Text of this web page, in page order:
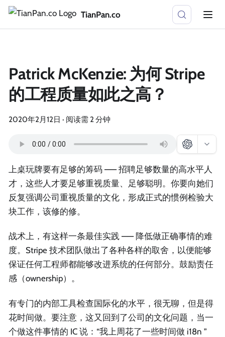
TianPan.co
Patrick McKenzie: 为何 Stripe
的工程质量如此之高？
2020年2月12日 · 阅读需 2 分钟
上桌玩牌要有足够的筹码 —— 招聘足够数量的高水平人
才，这些人才要足够重视质量、足够聪明。你要向她们
反复强调公司重视质量的文化，形成正式的惯例检验大
块工作，该修的修。
战术上，有这样一条最佳实践 —— 降低做正确事情的难
度。Stripe 技术团队做出了各种各样的取舍，以便能够
保证任何工程师都能够改进系统的任何部分。鼓励责任
感（ownership）。
有专门的内部工具检查国际化的水平，很无聊，但是得
花时间做。要注意，这又回到了公司的文化问题，当一
个做这件事情的 IC 说：“我上周花了一些时间做 i18n ”